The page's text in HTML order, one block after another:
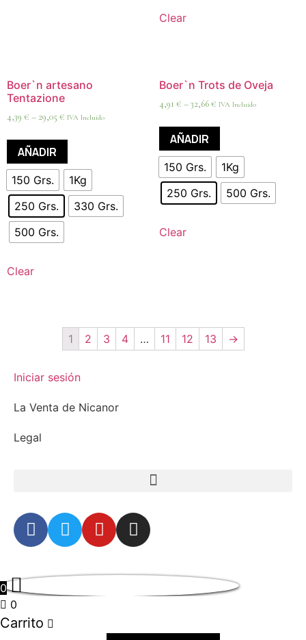
Clear
Boer`n artesano
Tentazione
4,39 € – 29,05 € IVA Incluido
AÑADIR
150 Grs.
1Kg
250 Grs.
330 Grs.
500 Grs.
Clear
Boer`n Trots de Oveja
4,91 € –32,66€ IVA Incluido
AÑADIR
150 Grs.
1Kg
250 Grs.
500 Grs.
Clear
1 2 3 4 … 11 12 13 →
Iniciar sesión
La Venta de Nicanor
Legal
0
0
Carrito